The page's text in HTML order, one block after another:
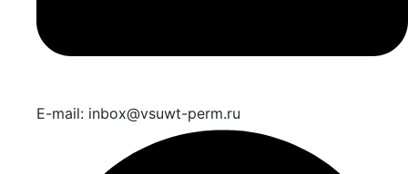
E-mail: inbox@vsuwt-perm.ru